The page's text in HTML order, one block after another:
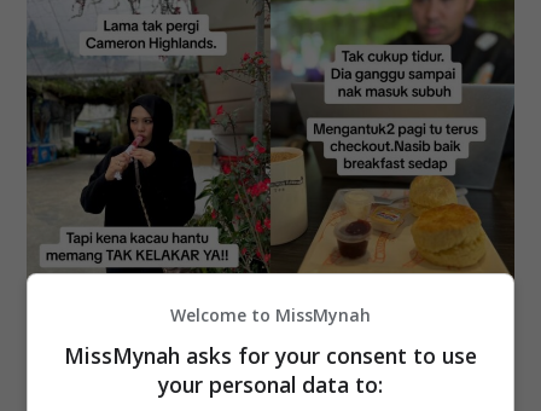
Welcome to MissMynah
MissMynah asks for your consent to use
your personal data to: